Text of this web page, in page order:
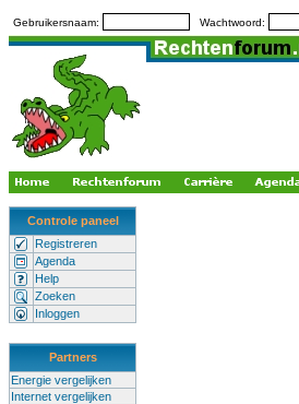
Gebruikersnaam: Wachtwoord:
Controle paneel
Registreren
Agenda
Help
Zoeken
Inloggen
Partners
Energie vergelijken
Internet vergelijken